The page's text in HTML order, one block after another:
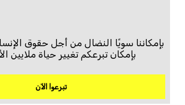
بإمكاننا سويًا النضال من أجل حقوق
بإمكان تبرعكم تغيير حياة ملايين
تبرعوا الآن